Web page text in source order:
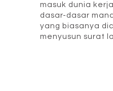
masuk dunia
dasar-dasar
yang biasanya
menyusun surat